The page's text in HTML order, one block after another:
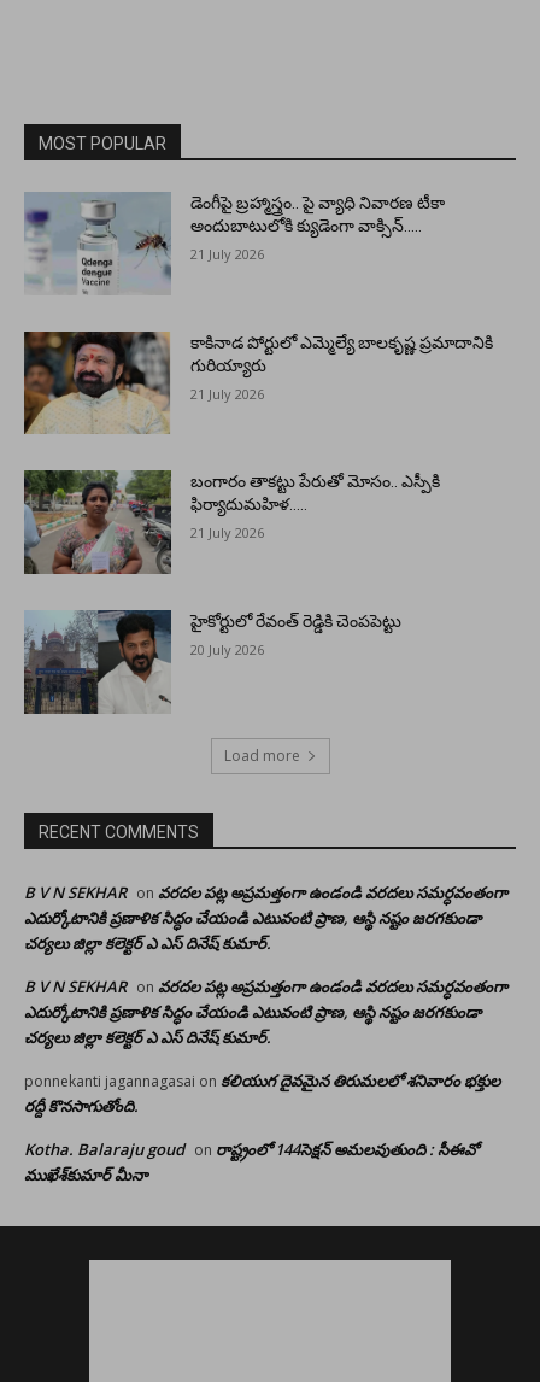
MOST POPULAR
డెంగీపై బ్రహ్మాస్త్రం.. పై వ్యాధి నివారణ టీకా
అందుబాటులోకి క్యుడెంగా వాక్సిన్…..
21 July 2026
కాకినాడ పోర్టులో ఎమ్మెల్యే బాలకృష్ణ ప్రమాదానికి
గురియ్యారు
21 July 2026
బంగారం తాకట్టు పేరుతో మోసం.. ఎస్పీకి
ఫిర్యాదుమహిళ…..
21 July 2026
హైకోర్టులో రేవంత్ రెడ్డికి చెంపపెట్టు
20 July 2026
Load more
RECENT COMMENTS
B V N SEKHAR on వరదల పట్ల అప్రమత్తంగా ఉండండి వరదలు సమర్ధవంతంగా
ఎదుర్కోటానికి ప్రణాళిక సిద్ధం చేయండి ఎటువంటి ప్రాణ, ఆస్థి నష్టం జరగకుండా
చర్యలు జిల్లా కలెక్టర్ ఎ ఎస్ దినేష్ కుమార్.
B V N SEKHAR on వరదల పట్ల అప్రమత్తంగా ఉండండి వరదలు సమర్ధవంతంగా
ఎదుర్కోటానికి ప్రణాళిక సిద్ధం చేయండి ఎటువంటి ప్రాణ, ఆస్థి నష్టం జరగకుండా
చర్యలు జిల్లా కలెక్టర్ ఎ ఎస్ దినేష్ కుమార్.
ponnekanti jagannagasai on కలియుగ దైవమైన తిరుమలలో శనివారం భక్తుల
రద్దీ కొనసాగుతోంది.
Kotha. Balaraju goud on రాష్ట్రంలో 144సెక్షన్ అమలవుతుంది : సీఈవో
ముఖేశ్‌కుమార్‌ మీనా